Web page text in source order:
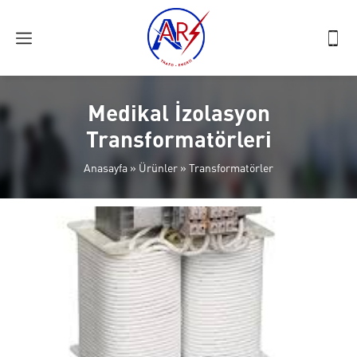
Medikal İzolasyon
Transformatörleri
Anasayfa » Ürünler » Transformatörler